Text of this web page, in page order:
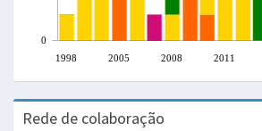
1998 2005 2008 2011
0
Rede de colaboração